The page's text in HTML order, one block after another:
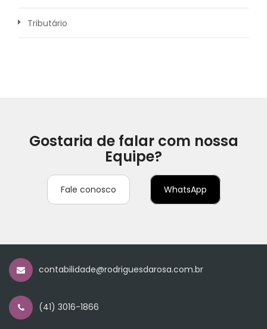
Tributário
Gostaria de falar com nossa
Equipe?
Fale conosco WhatsApp
contabilidade@rodriguesdarosa.com.br
(41) 3016-1866